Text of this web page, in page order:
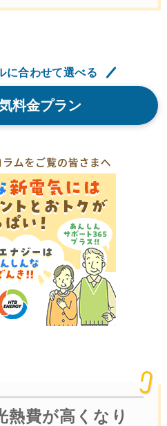
に合わせて選べる
料金プラン
熱費が高くなり